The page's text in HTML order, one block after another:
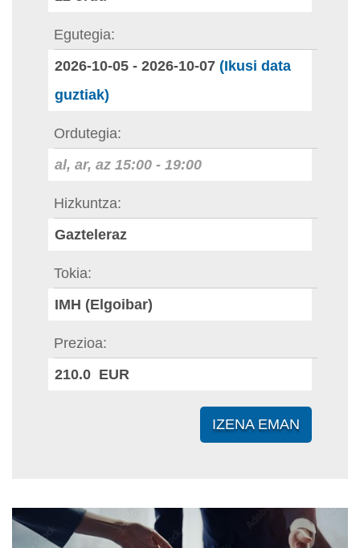
Egutegia
2026-10-05 - 2026-10-07 (Ikusi data
guztiak)
Ordutegia
al, ar, az 15:00 - 19:00
Hizkuntza
Gazteleraz
Tokia
IMH (Elgoibar)
Prezioa
210.0 EUR
IZENA EMAN